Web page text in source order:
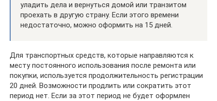
уладить дела и вернуться домой или транзитом
проехать в другую страну. Если этого времени
недостаточно, можно оформить на 15 дней.
Для транспортных средств, которые направляются к
месту постоянного использования после ремонта или
покупки, используется продолжительность регистрации
20 дней. Возможности продлить или сократить этот
период нет. Если за этот период не будет оформлен